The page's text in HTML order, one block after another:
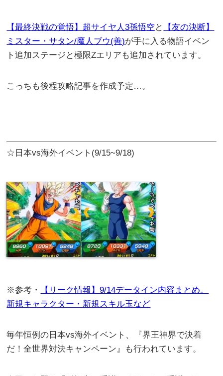
【最終決戦の覚悟】超サイヤ人3孫悟空 と
【友の決断】
ミスター・サタン/魔人ブウ(善)が手に入る物語イベン
ト追加ステージと極限Zエリアも追加されています。
こっちも後程攻略記事を作成予定…。
☆日本vs海外イベント(9/15~9/18)
※参考・
【リーク情報】9/14データイン内容まとめ。
新規キャラクター・新規スキル玉など
毎年恒例の日本vs海外イベント、『界王神界で決着
だ！全世界対決キャンペーン』も行われています。